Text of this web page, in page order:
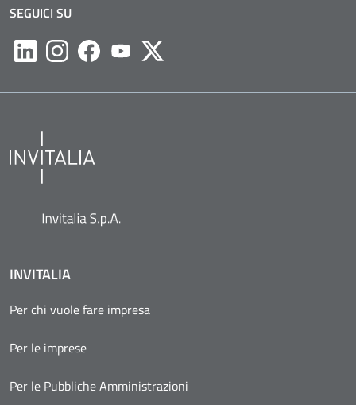
SEGUICI SU
LikedinInstagramFacebookYoutubeTwitter
INVITALIA
Per chi vuole fare impresa
Per le imprese
Per le Pubbliche Amministrazioni